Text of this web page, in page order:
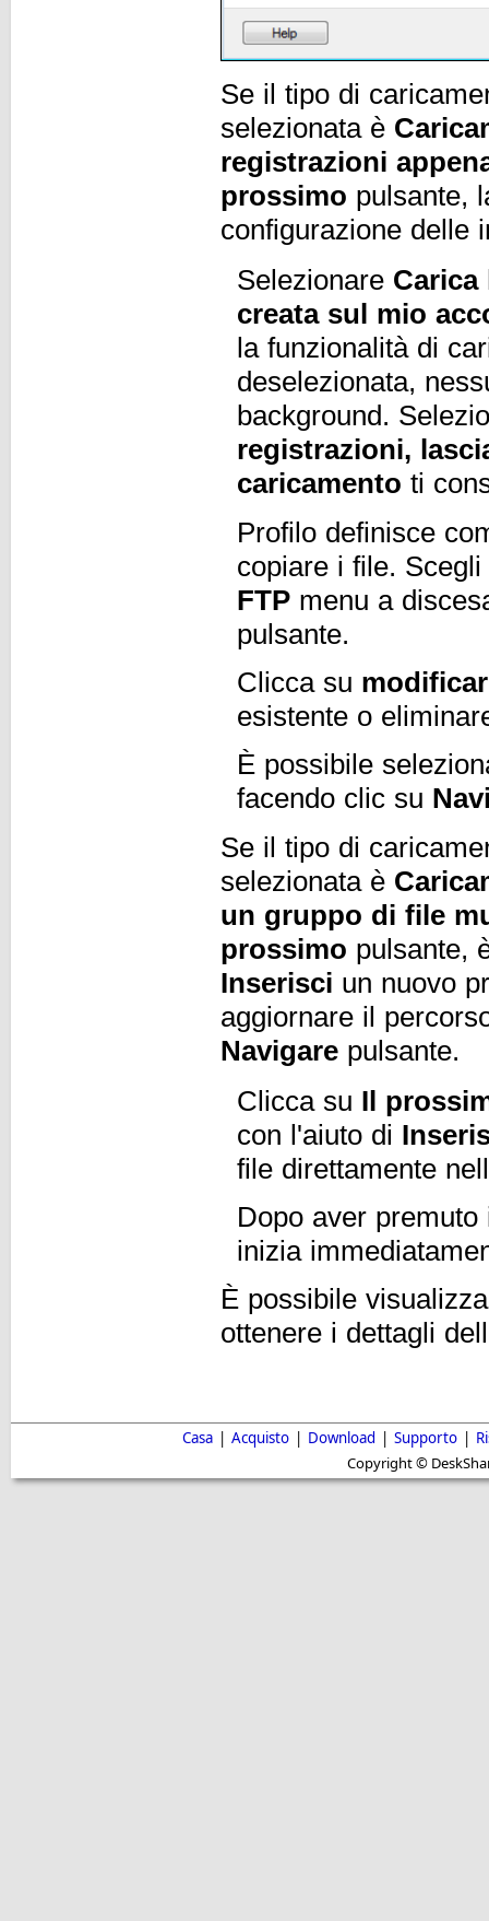
Se il tipo di
selezionata è
registrazioni
prossimo pulsante,
configurazione delle
Selezionare Carica
creata sul mio
la funzionalità di
deselezionata,
background.
registrazioni,
caricamento ti
Profilo definisce
copiare i file.
FTP menu a
pulsante.
Clicca su
esistente o
È possibile
facendo clic su
Se il tipo di
selezionata è
un gruppo di file
prossimo pulsante,
Inserisci un nuovo
aggiornare il
Navigare pulsante.
Clicca su Il
con l'aiuto di
file direttamente
Dopo aver
inizia
È possibile
ottenere i dettagli
Casa | Acquisto | Download | Supporto |
Copyright ©